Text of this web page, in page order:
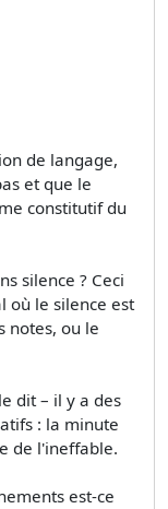
de langage,
et que le
constitutif du
silence ? Ceci
où le silence est
notes, ou le
dit – il y a des
: la minute
de l'ineffable.
est-ce